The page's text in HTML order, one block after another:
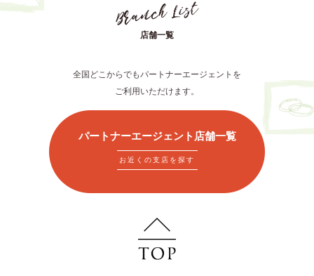
店舗一覧
全国どこからでもパートナーエージェントを
ご利用いただけます。
パートナーエージェント店舗一覧
お近くの支店を探す